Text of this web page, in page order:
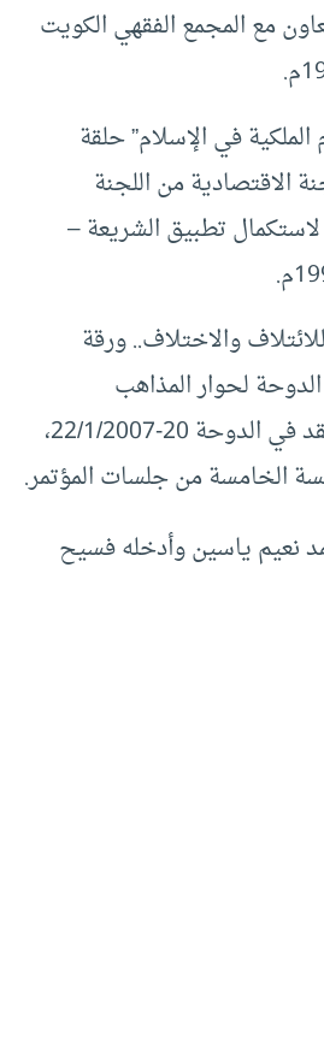
مع المجمع الفقهي الكويت
في الإسلام” حلقة
الاقتصادية من اللجنة
لاستكمال تطبيق الشريعة –
والاختلاف.. ورقة
لحوار المذاهب
الإسلامية الذي عقد في الدوحة 20-22/1/2007،
الخامسة من جلسات المؤتمر.
نعيم ياسين وأدخله فسيح